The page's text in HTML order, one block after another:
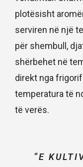
plotësisht
serviren në një
për shembull,
shërbehet në
direkt nga
temperatura të
të verës.
“E